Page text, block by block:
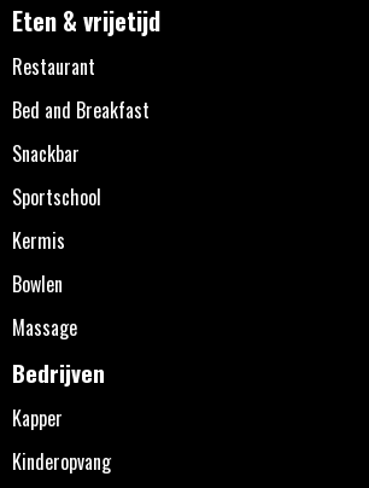
Eten & vrijetijd
Restaurant
Bed and Breakfast
Snackbar
Sportschool
Kermis
Bowlen
Massage
Bedrijven
Kapper
Kinderopvang